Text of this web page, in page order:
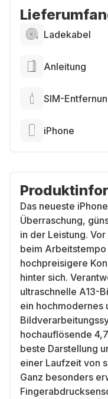
Ladekabel
Anleitung
SIM-
iPhone
Das neueste
Überraschung,
in der Leistung.
beim
hochpreisigere
hinter sich.
ultraschnelle A13-
ein hochmodernes
hochauflösende
beste Darstellung
einer Laufzeit von
Ganz besonders